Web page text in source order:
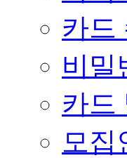
카드
비밀
카드
모집